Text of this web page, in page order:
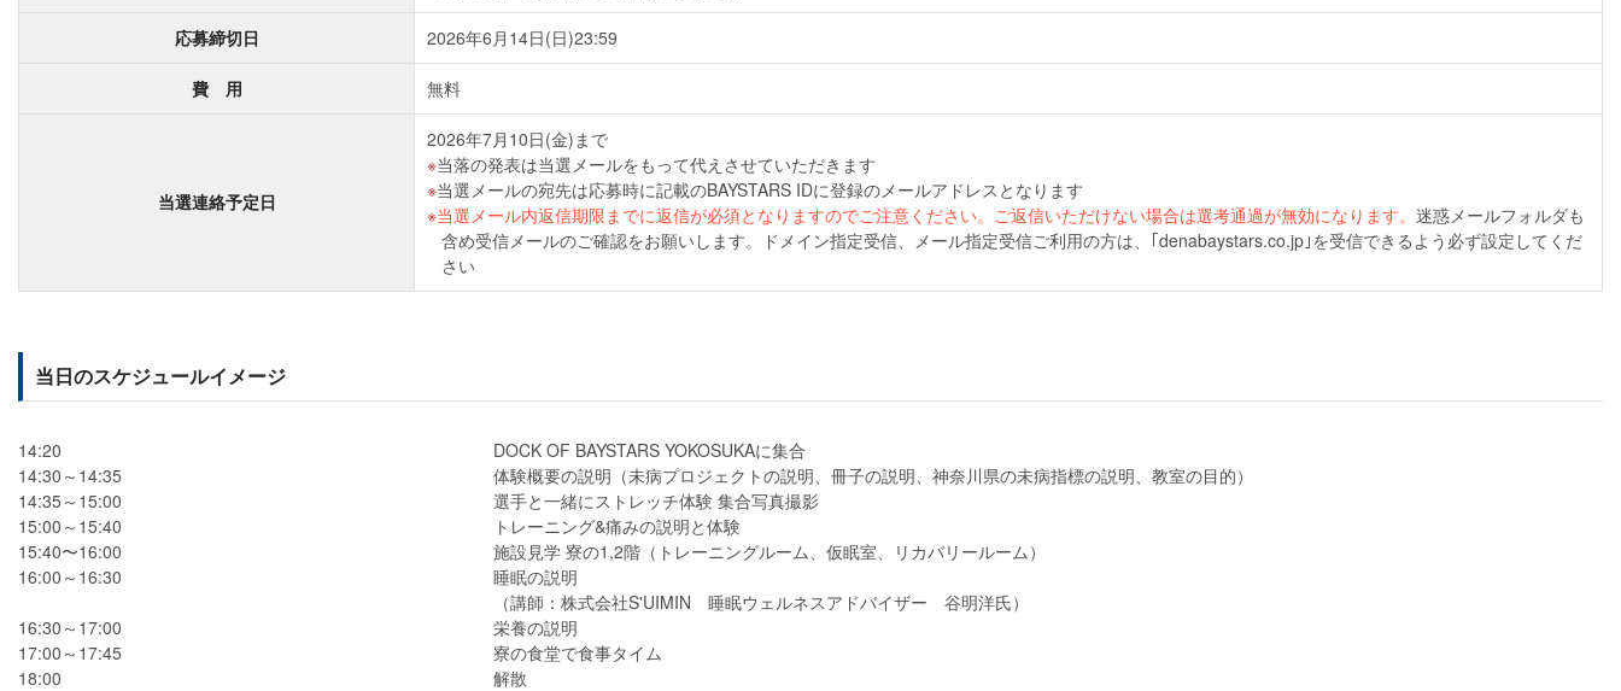
応募締切日 2026年6月14日(日)23:59
費 用 無料
当選連絡予定日
2026年7月10日(金)まで
当落の発表は当選メールをもって代えさせていただきます
当選メールの宛先は応募時に記載のBAYSTARS IDに登録のメールアドレスとなります
当選メール内返信期限までに返信が必須となりますのでご注意ください。ご返信いただけない場合は選考通過が無効になります。 迷惑メールフォルダも
含め受信メールのご確認をお願いします。ドメイン指定受信、メール指定受信ご利用の方は、｢denabaystars.co.jp｣を受信できるよう必ず設定してくだ
さい
当日のスケジュールイメージ
14:20
DOCK OF BAYSTARS YOKOSUKAに集合
14:30～14:35
体験概要の説明（未病プロジェクトの説明、冊子の説明、神奈川県の未病指標の説明、教室の目的）
14:35～15:00
選手と一緒にストレッチ体験 集合写真撮影
15:00～15:40
トレーニング&痛みの説明と体験
15:40〜16:00
施設見学 寮の1,2階（トレーニングルーム、仮眠室、リカバリールーム）
16:00～16:30
睡眠の説明
（講師：株式会社S'UIMIN 睡眠ウェルネスアドバイザー 谷明洋氏）
16:30～17:00
栄養の説明
17:00～17:45
寮の食堂で食事タイム
18:00
解散